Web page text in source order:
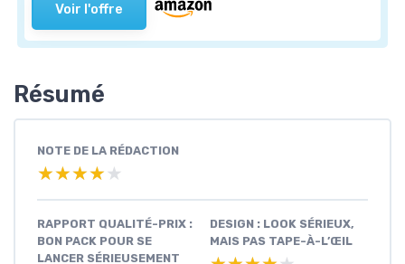
Voir l'offre
Résumé
NOTE DE LA RÉDACTION
★★★★★
★★★★★
RAPPORT QUALITÉ-PRIX :
BON PACK POUR SE
LANCER SÉRIEUSEMENT
DESIGN : LOOK SÉRIEUX,
MAIS PAS TAPE-À-L’ŒIL